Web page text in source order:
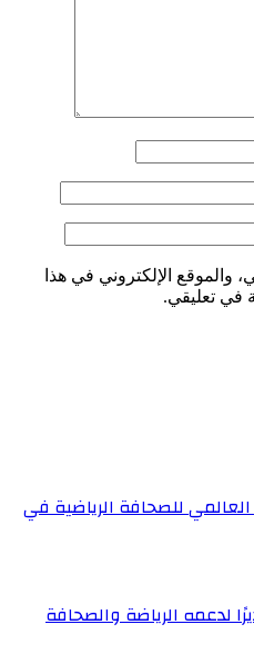
والموقع الإلكتروني في هذا
في تعليقي.
للصحافة الرياضية في
لدعمه الرياضة والصحافة